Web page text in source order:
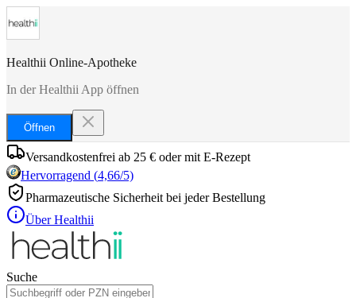
Healthii Online-Apotheke
In der Healthii App öffnen
Öffnen
Versandkostenfrei ab 25 € oder mit E-Rezept
Hervorragend (4,66/5)
Pharmazeutische Sicherheit bei jeder Bestellung
Über Healthii
Suche